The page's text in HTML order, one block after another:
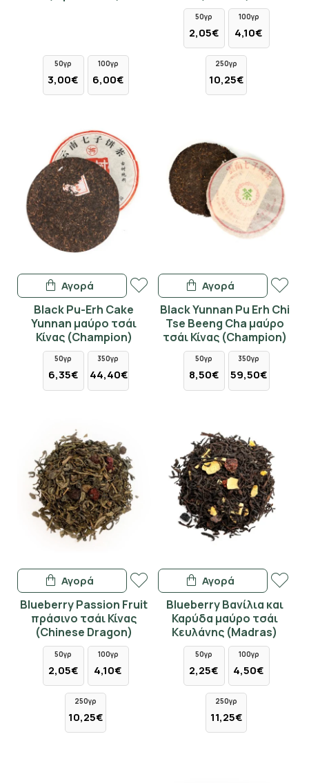
50γρ
3,00€
100γρ
6,00€
50γρ
2,05€
100γρ
4,10€
250γρ
10,25€
Black Pu-Erh Cake
Yunnan μαύρο τσάι
Κίνας (Champion)
50γρ
6,35€
350γρ
44,40€
Αγορά
Black Yunnan Pu Erh Chi
Tse Beeng Cha μαύρο
τσάι Κίνας (Champion)
50γρ
8,50€
350γρ
59,50€
Αγορά
Blueberry Passion Fruit
πράσινο τσάι Κίνας
(Chinese Dragon)
50γρ
2,05€
100γρ
4,10€
250γρ
10,25€
Αγορά
Blueberry Βανίλια και
Καρύδα μαύρο τσάι
Κευλάνης (Madras)
50γρ
2,25€
100γρ
4,50€
250γρ
11,25€
Αγορά